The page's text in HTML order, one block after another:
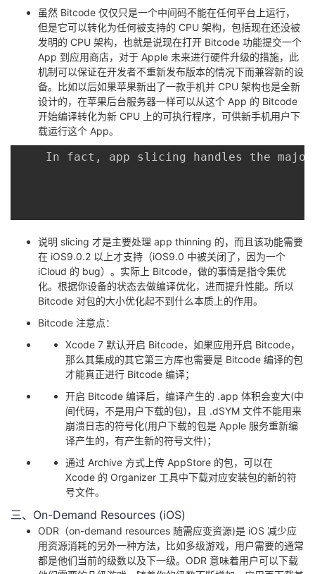
虽然 Bitcode 仅仅只是一个中间码不能在任何平台上运行，
但是它可以转化为任何被支持的 CPU 架构，包括现在还没被
发明的 CPU 架构，也就是说现在打开 Bitcode 功能提交一个
App 到应用商店，对于 Apple 未来进行硬件升级的措施，此
机制可以保证在开发者不重新发布版本的情况下而兼容新的设
备。比如以后如果苹果新出了一款手机并 CPU 架构也是全新
设计的，在苹果后台服务器一样可以从这个 App 的 Bitcode
开始编译转化为新 CPU 上的可执行程序，可供新手机用户下
载运行这个 App。
	In fact
, app slicing handles the
说明 slicing 才是主要处理 app thinning 的，而且该功能需要
在 iOS9.0.2 以上才支持（iOS9.0 中被关闭了，因为一个
iCloud 的 bug）。实际上 Bitcode，做的事情是指令集优
化。根据你设备的状态去做编译优化，进而提升性能。所以
Bitcode 对包的大小优化起不到什么本质上的作用。
Bitcode 注意点：
Xcode 7 默认开启 Bitcode，如果应用开启 Bitcode，
那么其集成的其它第三方库也需要是 Bitcode 编译的包
才能真正进行 Bitcode 编译；
开启 Bitcode 编译后，编译产生的 .app 体积会变大(中
间代码，不是用户下载的包)，且 .dSYM 文件不能用来
崩溃日志的符号化(用户下载的包是 Apple 服务重新编
译产生的，有产生新的符号文件)；
通过 Archive 方式上传 AppStore 的包，可以在
Xcode 的 Organizer 工具中下载对应安装包的新的符
号文件。
三、On-Demand Resources (iOS)
ODR（on-demand resources 随需应变资源)是 iOS 减少应
用资源消耗的另外一种方法，比如多级游戏，用户需要的通常
都是他们当前的级数以及下一级。ODR 意味着用户可以下载